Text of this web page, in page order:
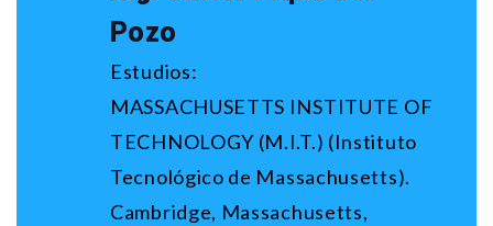
Pozo
Estudios:
MASSACHUSETTS INSTITUTE OF
TECHNOLOGY (M.I.T.) (Instituto
Tecnológico de Massachusetts).
Cambridge, Massachusetts,